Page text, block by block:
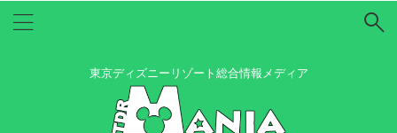
東京ディズニーリゾート総合情報メディア